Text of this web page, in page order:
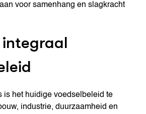
voor samenhang en slagkracht
integraal
is het huidige voedselbeleid te
industrie, duurzaamheid en